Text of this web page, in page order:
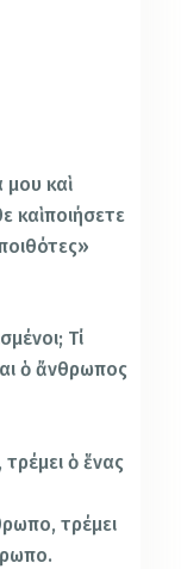
καὶ
καὶ ποιήσετε
Τί
ὁ ἄνθρωπος
ὁ ἕνας
τρέμει